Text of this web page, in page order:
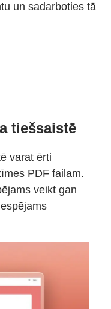
un sadarboties tā
tiešsaistē
varat ērti
PDF failam.
veikt gan